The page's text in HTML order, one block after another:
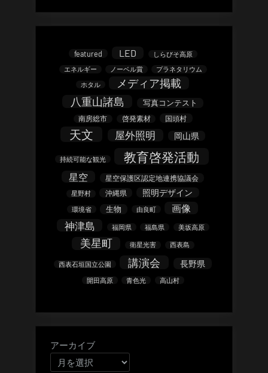
featured LED
しらびそ高原
エネルギー
ノーベル賞
プラネタリウム
ホタル
メディア掲載
八重山諸島
写真コンテスト
南房総市 啓発素材 国頭村
天文 屋外照明 岡山県
持続可能な観光 教育啓発活動
星空 星空保護区認定地連携協議会
星野村 沖縄県 照明デザイン
環境省 生物 由良町 画像
神津島 福岡県 福島県 美坂高原
美星町 衛星光害 西表島
西表石垣国立公園 講演会 長野県
開田高原 青色光 高山村
アーカイブ